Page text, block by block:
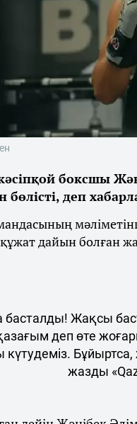
боксшы
деп
дайын болған
басталды! Жақсы
деп өте
күтудеміз.
жазды